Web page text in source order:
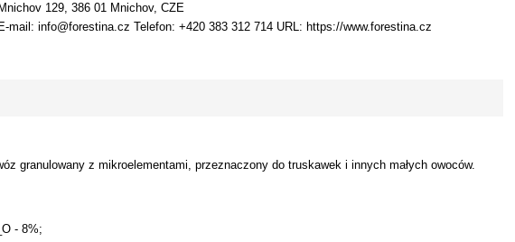
Mnichov 129, 386 01 Mnichov, CZE
E-mail: info@forestina.cz Telefon: +420 383 312 714 URL: https://www.forestina.cz
granulowany z mikroelementami, przeznaczony do truskawek i innych małych owoców.
- 8%;